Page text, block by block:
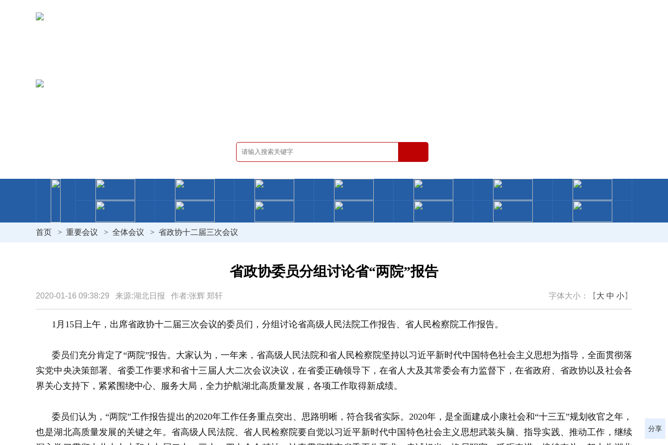
首页 > 重要会议 > 全体会议 > 省政协十二届三次会议
省政协委员分组讨论省“两院”报告
2020-01-16 09:38:29 来源:湖北日报 作者:张辉 郑轩 字体大小：【 大 中 小】
1月15日上午，出席省政协十二届三次会议的委员们，分组讨论省高级人民法院工作报告、省人民检察院工作报告。
委员们充分肯定了“两院”报告。大家认为，一年来，省高级人民法院和省人民检察院坚持以习近平新时代中国特色社会主义思想为指导，全面贯彻落
实党中央决策部署、省委工作要求和省十三届人大二次会议决议，在省委正确领导下，在省人大及其常委会有力监督下，在省政府、省政协以及社会各
界关心支持下，紧紧围绕中心、服务大局，全力护航湖北高质量发展，各项工作取得新成绩。
委员们认为，“两院”工作报告提出的2020年工作任务重点突出、思路明晰，符合我省实际。2020年，是全面建成小康社会和“十三五”规划收官之年，
也是湖北高质量发展的关键之年。省高级人民法院、省人民检察院要自觉以习近平新时代中国特色社会主义思想武装头脑、指导实践、推动工作，继续
分享